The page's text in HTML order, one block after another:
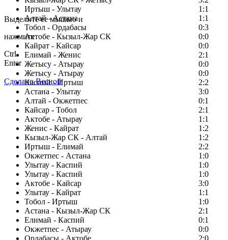
Иртыш - Улытау
1:1
Алтай - Астана
1:1
Тобол - Ордабасы
0:3
Актобе - Кызыл-Жар СК
0:0
Кайрат - Кайсар
0:0
Елимай - Женис
2:1
Жетысу - Атырау
0:0
Жетысу - Атырау
0:0
Каспий - Иртыш
2:2
Астана - Улытау
3:0
Алтай - Окжетпес
0:1
Кайсар - Тобол
2:1
Актобе - Атырау
1:1
Женис - Кайрат
1:2
Кызыл-Жар СК - Алтай
1:2
Иртыш - Елимай
2:2
Окжетпес - Астана
1:0
Улытау - Каспий
1:0
Улытау - Каспий
1:0
Актобе - Кайсар
3:0
Улытау - Кайрат
1:1
Тобол - Иртыш
1:0
Астана - Кызыл-Жар СК
2:1
Елимай - Каспий
0:1
Окжетпес - Атырау
0:0
Заметили ошибку в тексте?
Выделите ее мышью и
нажмите
Ctrl
Enter
Сделано Весной